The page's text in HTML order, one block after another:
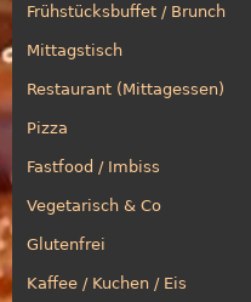
Frühstücksbuffet / Brunch
Mittagstisch
Restaurant (Mittagessen)
Pizza
Fastfood / Imbiss
Vegetarisch & Co
Glutenfrei
Kaffee / Kuchen / Eis